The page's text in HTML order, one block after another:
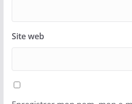
Site web